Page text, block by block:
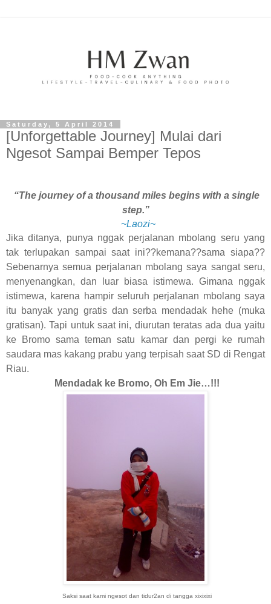
Saturday, 5 April 2014
[Unforgettable Journey] Mulai dari
Ngesot Sampai Bemper Tepos
“The journey of a thousand miles begins with a single
step.”
~Laozi~
Jika ditanya, punya nggak perjalanan mbolang seru yang
tak terlupakan sampai saat ini??kemana??sama siapa??
Sebenarnya semua perjalanan mbolang saya sangat seru,
menyenangkan, dan luar biasa istimewa. Gimana nggak
istimewa, karena hampir seluruh perjalanan mbolang saya
itu banyak yang gratis dan serba mendadak hehe (muka
gratisan). Tapi untuk saat ini, diurutan teratas ada dua yaitu
ke Bromo sama teman satu kamar dan pergi ke rumah
saudara mas kakang prabu yang terpisah saat SD di Rengat
Riau.
Mendadak ke Bromo, Oh Em Jie…!!!
Saksi saat kami ngesot dan tidur2an di tangga xixixixi